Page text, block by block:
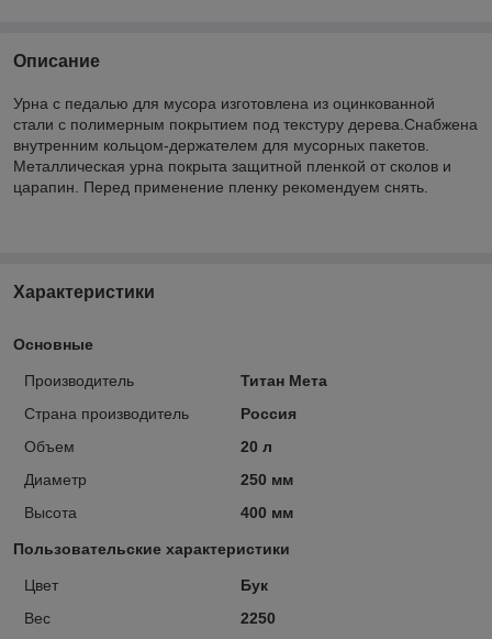
Описание
Урна с педалью для мусора изготовлена из оцинкованной
стали с полимерным покрытием под текстуру дерева.Снабжена
внутренним кольцом-держателем для мусорных пакетов.
Металлическая урна покрыта защитной пленкой от сколов и
царапин. Перед применение пленку рекомендуем снять.
Характеристики
Основные
Производитель
Титан Мета
Страна производитель
Россия
Объем
20 л
Диаметр
250 мм
Высота
400 мм
Пользовательские характеристики
Цвет
Бук
Вес
2250